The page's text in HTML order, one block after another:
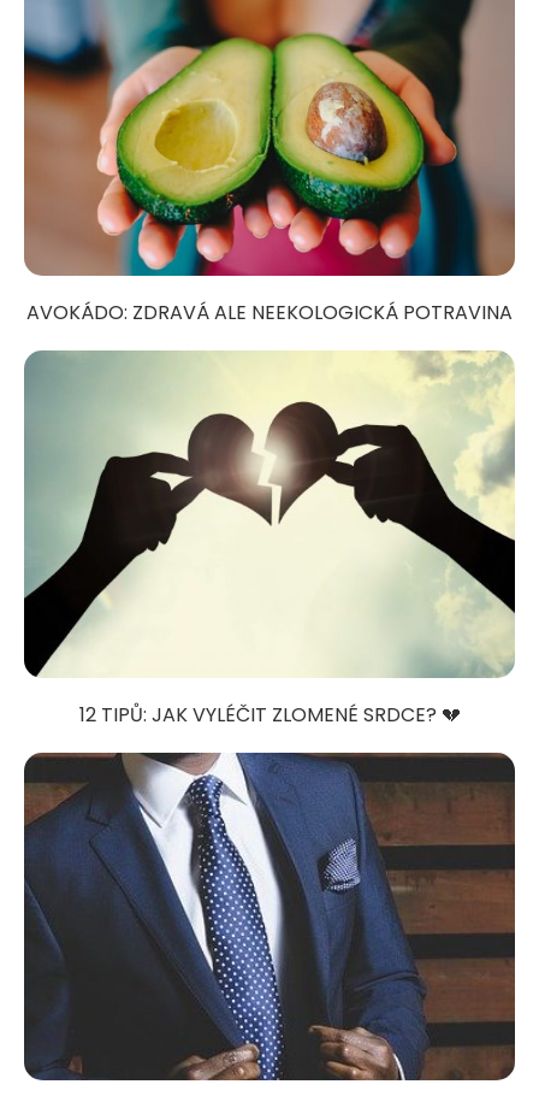
AVOKÁDO: ZDRAVÁ ALE NEEKOLOGICKÁ POTRAVINA
12 TIPŮ: JAK VYLÉČIT ZLOMENÉ SRDCE? 💔